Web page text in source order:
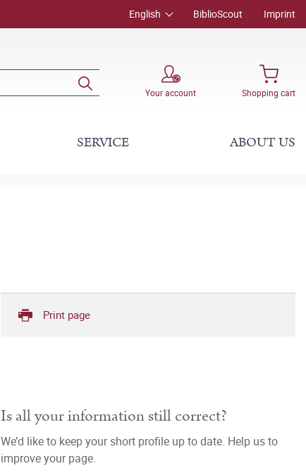
English BiblioScout Imprint
Your account Shopping cart
SERVICE ABOUT US
Print page
Is all your information still correct?
We’d like to keep your short profile up to date. Help us to
improve your page.